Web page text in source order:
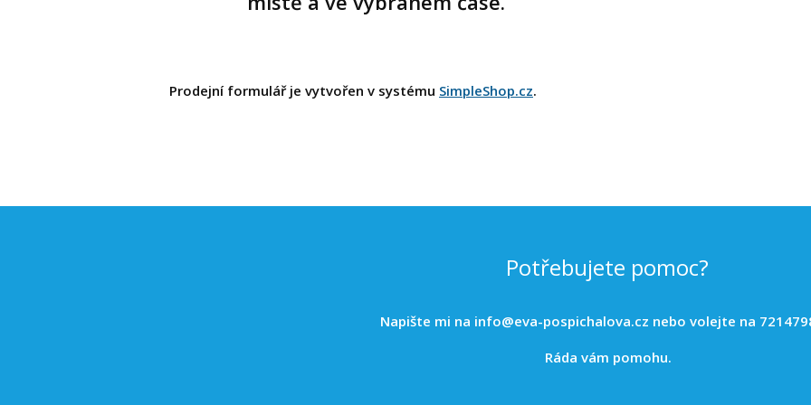
Prodejní formulář je vytvořen v systému SimpleShop.cz.
Potřebujete pomoc?
Napište mi na info@eva-pospichalova.cz nebo volejte na
Ráda vám pomohu.